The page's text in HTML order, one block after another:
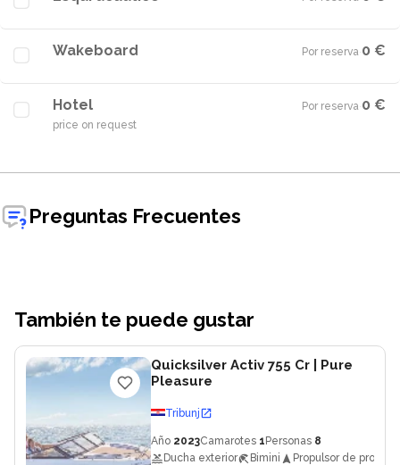
Wakeboard Por reserva·0 €
Hotel
price on request
Por reserva·0 €
Preguntas Frecuentes
También te puede gustar
Quicksilver Activ 755 Cr | Pure
Pleasure
Tribunj
Año 2023Camarotes 1 Personas 8
Ducha exterior
Bimini Propulsor de proa